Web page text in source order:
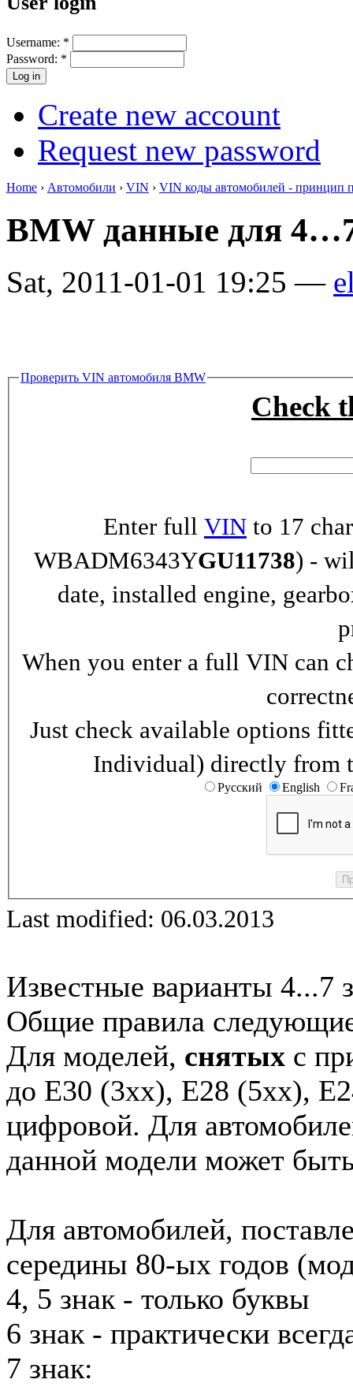
Username: *
Password: *
Create new account
Request new password
Home › Автомобили › VIN › VIN коды автомобилей - принцип
BMW данные для
Sat, 2011-01-01 19:25 —
Проверить VIN автомобиля BMW
Check
Enter full VIN to 17
WBADM6343YGU11738) -
date, installed engine,
When you enter a full VIN can
Just check available options
Individual) directly from
Русский English
Last modified: 06.03.2013
Известные варианты 4...7
Общие правила
Для моделей, снятых с
до E30 (3xx), E28 (5xx),
цифровой. Для
данной модели может
Для автомобилей,
середины 80-ых годов
4, 5 знак - только буквы
6 знак - практически
7 знак: